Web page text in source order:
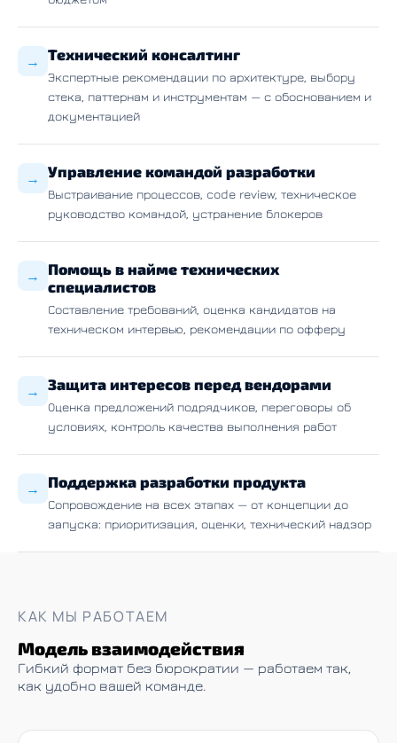
→ Технический консалтинг
Экспертные рекомендации по архитектуре, выбору
стека, паттернам и инструментам — с обоснованием и
документацией
→ Управление командой разработки
Выстраивание процессов, code review, техническое
руководство командой, устранение блокеров
→
Помощь в найме технических
специалистов
Составление требований, оценка кандидатов на
техническом интервью, рекомендации по офферу
→ Защита интересов перед вендорами
Оценка предложений подрядчиков, переговоры об
условиях, контроль качества выполнения работ
→ Поддержка разработки продукта
Сопровождение на всех этапах — от концепции до
запуска: приоритизация, оценки, технический надзор
КАК МЫ РАБОТАЕМ
Модель взаимодействия
Гибкий формат без бюрократии — работаем так,
как удобно вашей команде.